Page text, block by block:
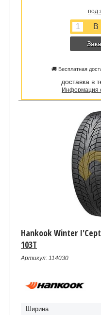
под
🚚 Бесплатная
доставка в
Информация
Hankook Winter I'Cept
103T
Артикул: 114030
Ширина